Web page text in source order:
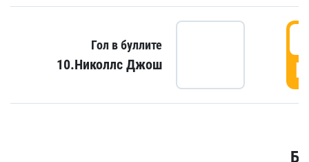
Гол в буллите
10.Николлс Джош